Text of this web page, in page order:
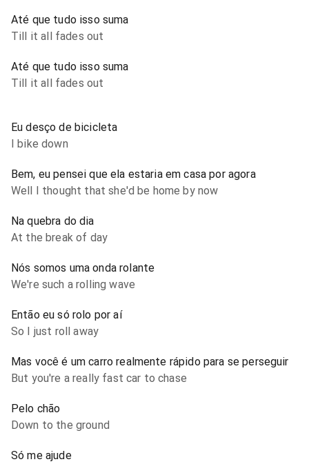
Até que tudo isso suma
Till it all fades out
Até que tudo isso suma
Till it all fades out
Eu desço de bicicleta
I bike down
Bem, eu pensei que ela estaria em casa por agora
Well I thought that she'd be home by now
Na quebra do dia
At the break of day
Nós somos uma onda rolante
We're such a rolling wave
Então eu só rolo por aí
So I just roll away
Mas você é um carro realmente rápido para se perseguir
But you're a really fast car to chase
Pelo chão
Down to the ground
Só me ajude